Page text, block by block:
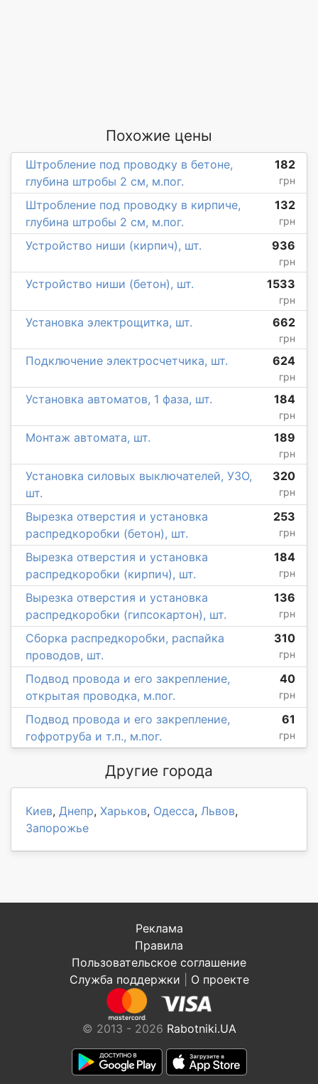
Похожие цены
Штробление под проводку в бетоне,
глубина штробы 2 см, м.пог.
182
грн
Штробление под проводку в кирпиче,
глубина штробы 2 см, м.пог.
132
грн
Устройство ниши (кирпич), шт. 936
грн
Устройство ниши (бетон), шт. 1533
грн
Установка электрощитка, шт. 662
грн
Подключение электросчетчика, шт. 624
грн
Установка автоматов, 1 фаза, шт. 184
грн
Монтаж автомата, шт. 189
грн
Установка силовых выключателей, УЗО,
шт.
320
грн
Вырезка отверстия и установка
распредкоробки (бетон), шт.
253
грн
Вырезка отверстия и установка
распредкоробки (кирпич), шт.
184
грн
Вырезка отверстия и установка
распредкоробки (гипсокартон), шт.
136
грн
Сборка распредкоробки, распайка
проводов, шт.
310
грн
Подвод провода и его закрепление,
открытая проводка, м.пог.
40
грн
Подвод провода и его закрепление,
гофротруба и т.п., м.пог.
61
грн
Другие города
Киев, Днепр, Харьков, Одесса, Львов,
Запорожье
Реклама
Правила
Пользовательское соглашение
Служба поддержки
О проекте
© 2013 - 2026 Rabotniki.UA